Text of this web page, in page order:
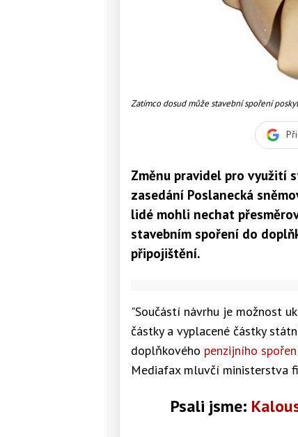
Zatímco dosud může stavební spoření
Změnu pravidel pro využití
zasedání Poslanecká
lidé mohli nechat
stavebním spoření do
připojištění.
"Součástí návrhu je možnost
částky a vyplacené částky
doplňkového penzijního
Mediafax mluvčí ministerstva
Psali jsme: